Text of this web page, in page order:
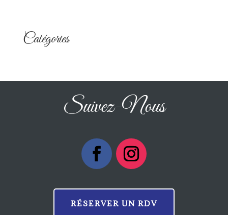
Catégories
Suivez-Nous
RÉSERVER UN RDV